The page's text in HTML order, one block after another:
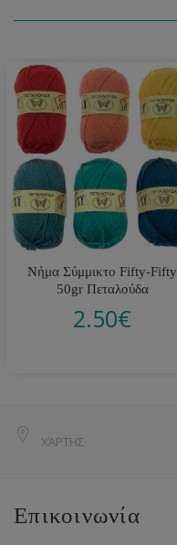
Νήμα Σύμμικτο Fifty-Fifty
50gr Πεταλούδα
2.50€
ΧΆΡΤΗΣ
Επικοινωνία